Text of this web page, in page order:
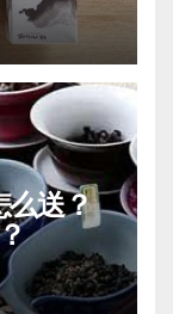
么送？